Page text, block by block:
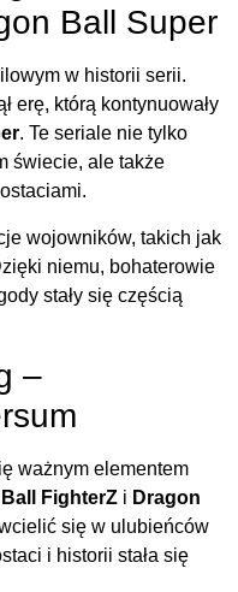
Ball Super
w historii serii.
erę, którą kontynuowały
. Te seriale nie tylko
świecie, ale także
wojowników, takich jak
niemu, bohaterowie
stały się częścią
–
ważnym elementem
FighterZ i Dragon
się w ulubieńców
i historii stała się